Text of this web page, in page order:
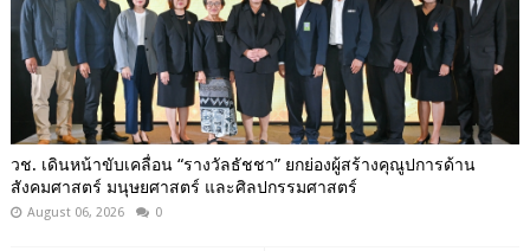
วช. เดินหน้าขับเคลื่อน “รางวัลธัชชา” ยกย่องผู้สร้างคุณูปการด้าน
สังคมศาสตร์ มนุษยศาสตร์ และศิลปกรรมศาสตร์
August 06, 2026 0